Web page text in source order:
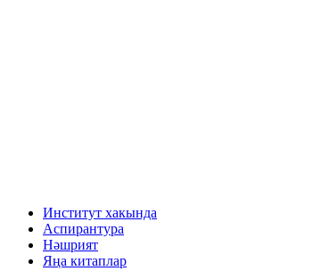
Институт хакында
Аспирантура
Нәшрият
Яңа китаплар